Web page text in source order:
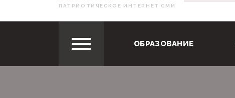
ПАТРИОТИЧЕСКОЕ ИНТЕРНЕТ СМИ
ОБРАЗОВАНИЕ